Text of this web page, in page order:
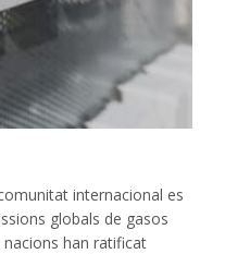
internacional es
globals de gasos
han ratificat